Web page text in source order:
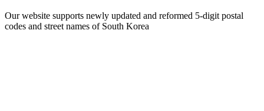
Our website supports newly updated and reformed 5-digit postal
codes and street names of South Korea